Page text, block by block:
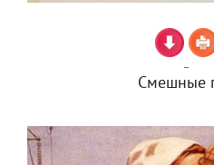
Смешные